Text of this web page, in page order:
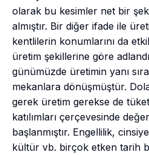
olarak bu kesimler net bir
almıştır. Bir diğer ifade ile
kentlilerin konumlarını da
üretim şekillerine göre
günümüzde üretimin yanı
mekanlara dönüşmüştür.
gerek üretim gerekse de
katılımları çerçevesinde
başlanmıştır. Engellilik,
kültür vb. birçok etken tarih